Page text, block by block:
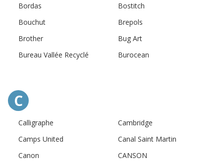
Bordas
Bostitch
Bouchut
Brepols
Brother
Bug Art
Bureau Vallée Recyclé
Burocean
C
Calligraphe
Cambridge
Camps United
Canal Saint Martin
Canon
CANSON